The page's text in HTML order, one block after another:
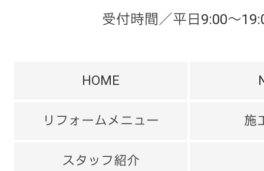
受付時間／平日9:00～
HOME
リフォームメニュー 施
スタッフ紹介